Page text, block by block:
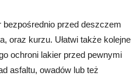
przed deszczem
oraz kurzu. Ułatwi także kolejne
ochroni lakier przed pewnymi
asfaltu, owadów lub też